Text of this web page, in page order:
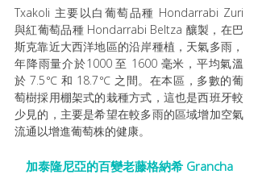
Txakoli 主要以白葡萄品種 Hondarrabi Zuri
與紅葡萄品種 Hondarrabi Beltza 釀製，在巴
斯克靠近大西洋地區的沿岸種植，天氣多雨，
年降雨量介於1000 至 1600 毫米，平均氣溫
於 7.5℃ 和 18.7℃ 之間。在本區，多數的葡
萄樹採用棚架式的栽種方式，這也是西班牙較
少見的，主要是希望在較多雨的區域增加空氣
流通以增進葡萄株的健康。
加泰隆尼亞的百變老藤格納希 Grancha